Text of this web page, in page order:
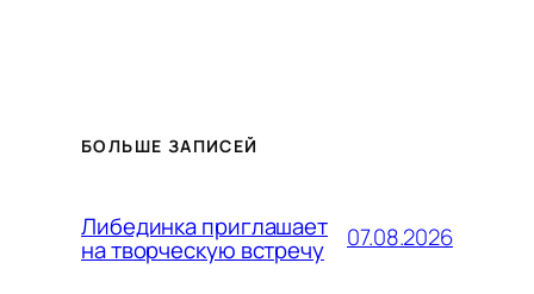
БОЛЬШЕ ЗАПИСЕЙ
Либединка приглашает
на творческую встречу 07.08.2026